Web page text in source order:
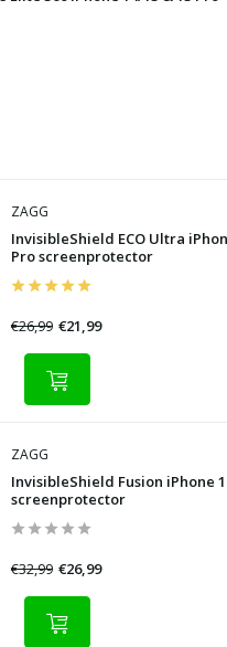
ZAGG
InvisibleShield ECO Ultra
Pro screenprotector
€26,99 €21,99
ZAGG
InvisibleShield Fusion iPhone
screenprotector
€32,99 €26,99